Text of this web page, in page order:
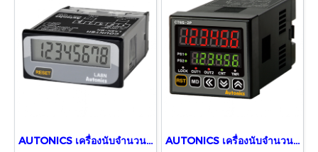
AUTONICS เครื่องนับจำนวนดิจิตอล LA8N-BN AUTONICS เครื่องนับจำนวนและตั้งเวลาดิจิตอล CT6S-2P2